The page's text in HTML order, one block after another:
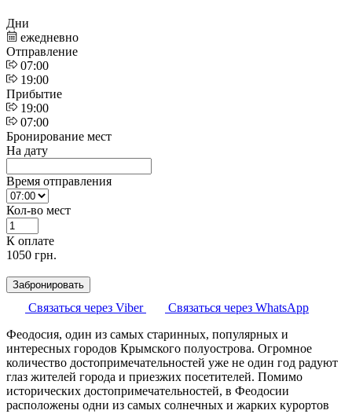
Дни
ежедневно
Отправление
07:00
19:00
Прибытие
19:00
07:00
Бронирование мест
На дату
Время отправления
Кол-во мест
К оплате
1050 грн.
Забронировать
Связаться через Viber
Связаться через WhatsApp
Феодосия, один из самых старинных, популярных и
интересных городов Крымского полуострова. Огромное
количество достопримечательностей уже не один год радуют
глаз жителей города и приезжих посетителей. Помимо
исторических достопримечательностей, в Феодосии
расположены одни из самых солнечных и жарких курортов